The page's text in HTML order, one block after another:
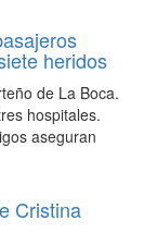
heridos
de La Boca.
hospitales.
aseguran
Cristina